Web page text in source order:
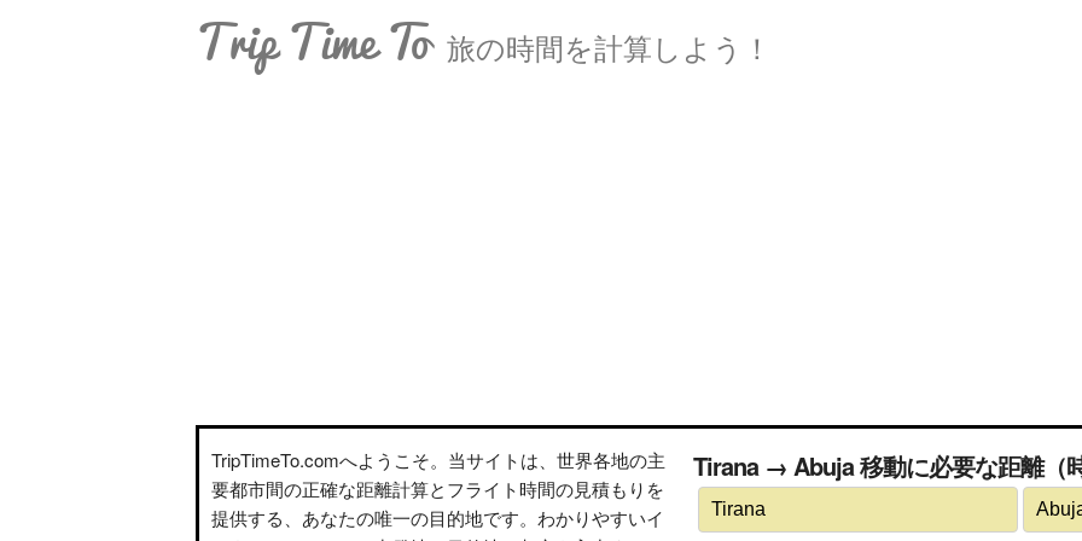
Trip Time To 旅の時間を計算しよう！
TripTimeTo.comへようこそ。当サイトは、世界各地の主
要都市間の正確な距離計算とフライト時間の見積もりを
提供する、あなたの唯一の目的地です。わかりやすいイ
Tirana → Abuja 移動に必要な距離（